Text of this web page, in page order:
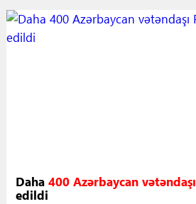
Daha 400 Azərbaycan vətəndaşı
edildi